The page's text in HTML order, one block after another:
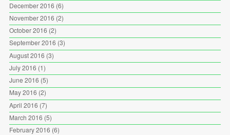
December 2016 (6)
November 2016 (2)
October 2016 (2)
September 2016 (3)
August 2016 (3)
July 2016 (1)
June 2016 (5)
May 2016 (2)
April 2016 (7)
March 2016 (5)
February 2016 (6)